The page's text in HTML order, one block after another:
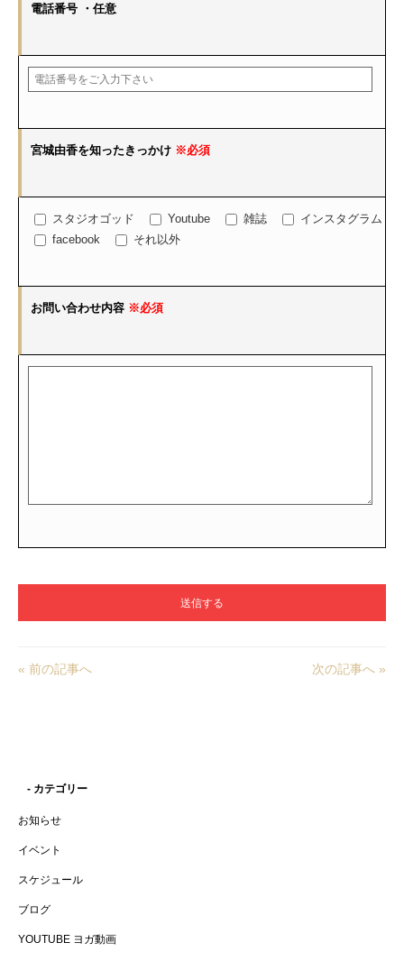
電話番号 ・任意
宮城由香を知ったきっかけ ※必須
スタジオゴッド Youtube 雑誌
インスタグラム
facebook
それ以外
お問い合わせ内容 ※必須
« 前の記事へ 次の記事へ »
- カテゴリー
お知らせ
イベント
スケジュール
ブログ
YOUTUBE ヨガ動画